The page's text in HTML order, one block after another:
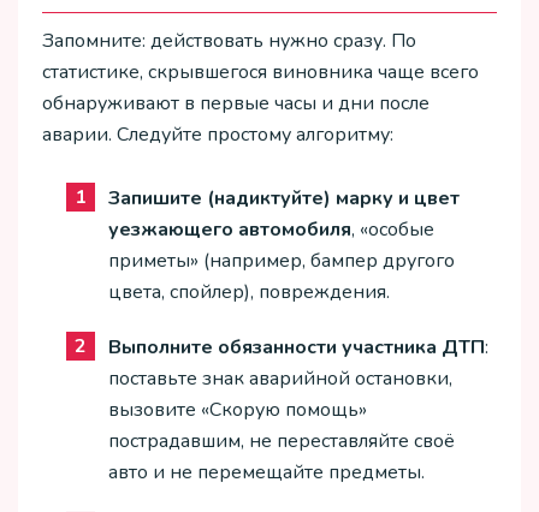
Запомните: действовать нужно сразу. По
статистике, скрывшегося виновника чаще всего
обнаруживают в первые часы и дни после
аварии. Следуйте простому алгоритму:
Запишите (надиктуйте) марку и цвет
уезжающего автомобиля, «особые
приметы» (например, бампер другого
цвета, спойлер), повреждения.
Выполните обязанности участника ДТП:
поставьте знак аварийной остановки,
вызовите «Скорую помощь»
пострадавшим, не переставляйте своё
авто и не перемещайте предметы.